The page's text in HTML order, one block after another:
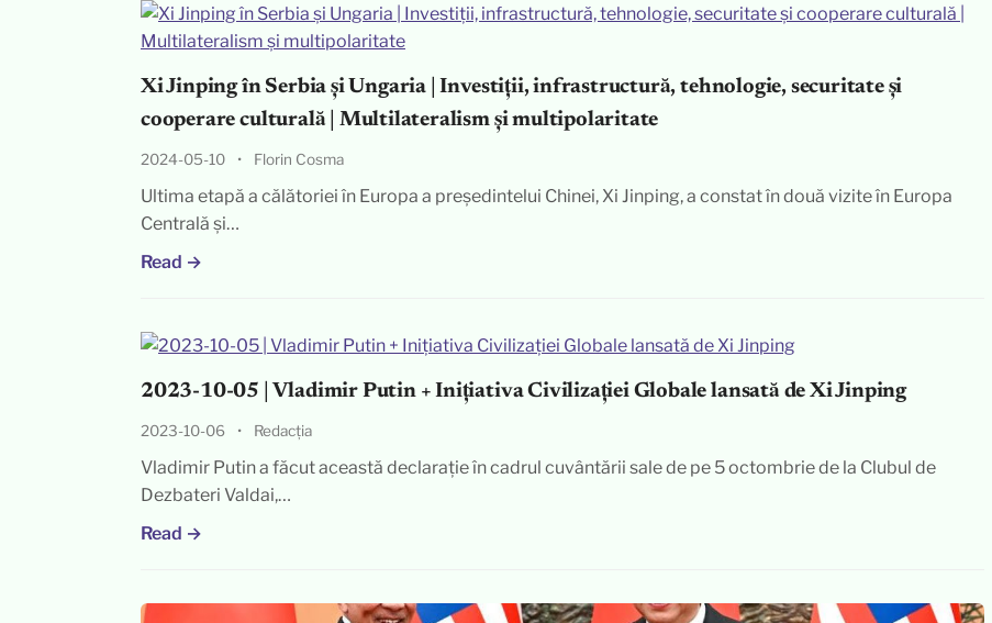
Xi Jinping în Serbia și Ungaria | Investiții, infrastructură, tehnologie, securitate și
cooperare culturală | Multilateralism și multipolaritate
2024-05-10 • Florin Cosma
Ultima etapă a călătoriei în Europa a președintelui Chinei, Xi Jinping, a constat în două vizite în Europa
Centrală și…
Read →
2023-10-05 | Vladimir Putin + Inițiativa Civilizației Globale lansată de Xi Jinping
2023-10-06 • Redacția
Vladimir Putin a făcut această declarație în cadrul cuvântării sale de pe 5 octombrie de la Clubul de
Dezbateri Valdai,…
Read →